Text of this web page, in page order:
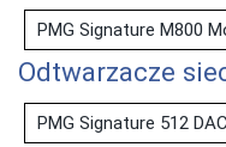
PMG Signature M800
Odtwarzacze
PMG Signature 512 DAC